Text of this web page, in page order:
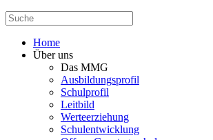
Home
Über uns
Das MMG
Ausbildungsprofil
Schulprofil
Leitbild
Werteerziehung
Schulentwicklung